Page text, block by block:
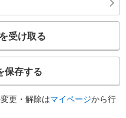
受け取る
保存する
更・解除はマイページから行